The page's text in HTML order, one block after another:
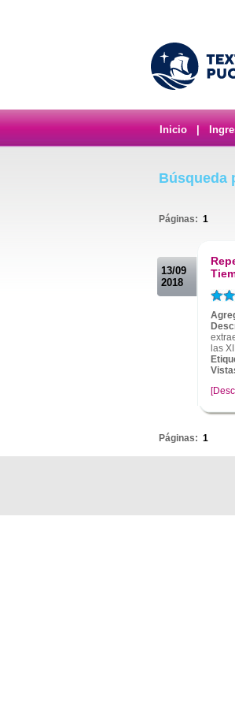
Inicio
Búsqueda
Páginas: 1
13/09
2018
las
Páginas: 1